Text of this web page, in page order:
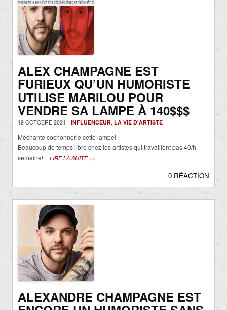
ALEX CHAMPAGNE EST
FURIEUX QU’UN HUMORISTE
UTILISE MARILOU POUR
VENDRE SA LAMPE À 140$$$
19 OCTOBRE 2021 - INFLUENCEUR, LA VIE D'ARTISTE
Méchante cochonnerie cette lampe!
Beaucoup de temps libre chez les artistes qui travaillent pas 40/h
semaine!
LIRE LA SUITE >>
0 RÉACTION
ALEXANDRE CHAMPAGNE EST